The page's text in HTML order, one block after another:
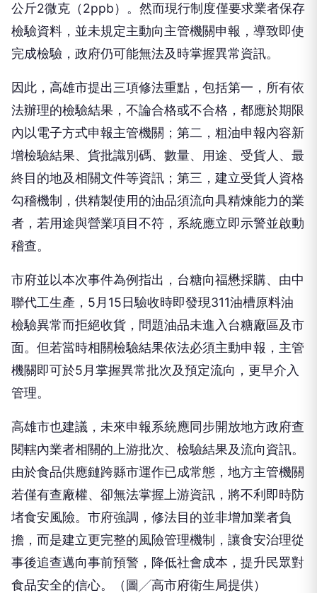
公斤2微克（2ppb）。然而現行制度僅要求業者保存
檢驗資料，並未規定主動向主管機關申報，導致即使
完成檢驗，政府仍可能無法及時掌握異常資訊。
因此，高雄市提出三項修法重點，包括第一，所有依
法辦理的檢驗結果，不論合格或不合格，都應於期限
內以電子方式申報主管機關；第二，粗油申報內容新
增檢驗結果、貨批識別碼、數量、用途、受貨人、最
終目的地及相關文件等資訊；第三，建立受貨人資格
勾稽機制，供精製使用的油品須流向具精煉能力的業
者，若用途與營業項目不符，系統應立即示警並啟動
稽查。
市府並以本次事件為例指出，台糖向福懋採購、由中
聯代工生產，5月15日驗收時即發現311油槽原料油
檢驗異常而拒絕收貨，問題油品未進入台糖廠區及市
面。但若當時相關檢驗結果依法必須主動申報，主管
機關即可於5月掌握異常批次及預定流向，更早介入
管理。
高雄市也建議，未來申報系統應同步開放地方政府查
閱轄內業者相關的上游批次、檢驗結果及流向資訊。
由於食品供應鏈跨縣市運作已成常態，地方主管機關
若僅有查廠權、卻無法掌握上游資訊，將不利即時防
堵食安風險。市府強調，修法目的並非增加業者負
擔，而是建立更完整的風險管理機制，讓食安治理從
事後追查邁向事前預警，降低社會成本，提升民眾對
食品安全的信心。（圖╱高市府衛生局提供）